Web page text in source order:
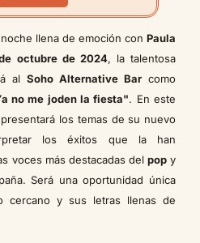
llena de emoción con Paula
octubre de 2024, la talentosa
al Soho Alternative Bar como
no me joden la fiesta". En este
los temas de su nuevo
los éxitos que la han
voces más destacadas del popy
Será una oportunidad única
cercano y sus letras llenas de